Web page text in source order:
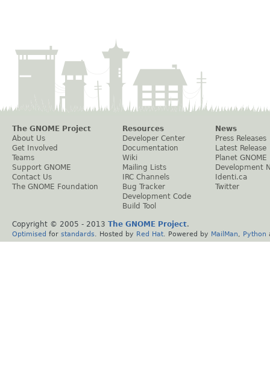
The GNOME Project
About Us
Get Involved
Teams
Support GNOME
Contact Us
The GNOME Foundation
Resources
Developer Center
Documentation
Wiki
Mailing Lists
IRC Channels
Bug Tracker
Development Code
Build Tool
News
Press Releases
Latest Release
Planet GNOME
Development
Identi.ca
Twitter
Copyright © 2005 - 2013 The GNOME Project.
Optimised for standards . Hosted by Red Hat . Powered by MailMan Python